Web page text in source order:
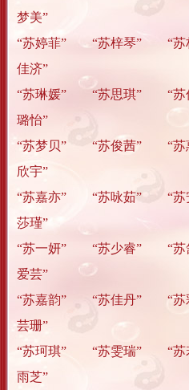
梦美”
“苏婷菲” “苏梓琴” “
佳济”
“苏琳媛” “苏思琪” “
璐怡”
“苏梦贝” “苏俊茜” “
欣宇”
“苏嘉亦” “苏咏茹” “
莎瑾”
“苏一妍” “苏少睿” “
爱芸”
“苏嘉韵” “苏佳丹” “
芸珊”
“苏珂琪” “苏雯瑞” “
雨芝”